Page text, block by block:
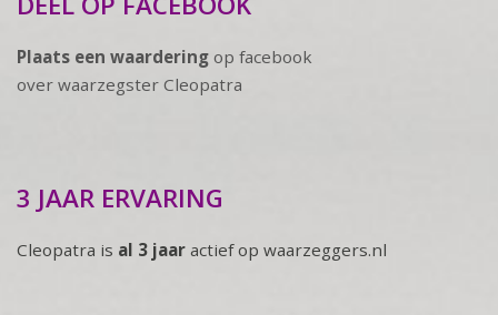
Plaats een waardering op facebook
over waarzegster Cleopatra
3 JAAR ERVARING
Cleopatra is al 3 jaar actief op waarzeggers.nl